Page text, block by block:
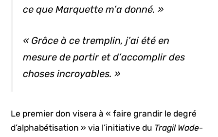
ce que Marquette m’a donné. »
« Grâce à ce tremplin, j’ai été en
mesure de partir et d’accomplir des
choses incroyables. »
Le premier don visera à « faire grandir le degré
d’alphabétisation » via l’initiative du Tragil Wade-